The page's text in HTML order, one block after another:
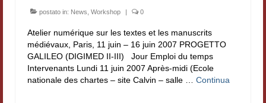
Semicerchio
Filologia digitale
Lexicon
ALIM
postato in: News Workshop | 0
Atelier numérique sur les textes et les manuscrits
médiévaux, Paris, 11 juin – 16 juin 2007 PROGETTO
GALILEO (DIGIMED II-III) Jour Emploi du temps
Intervenants Lundi 11 juin 2007 Après-midi (Ecole
nationale des chartes – site Calvin – salle … Continua